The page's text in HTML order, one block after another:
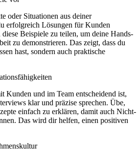
oder Situationen aus deiner
erfolgreich Lösungen für Kunden
Beispiele zu teilen, um deine Hands-
zu demonstrieren. Das zeigt, dass du
hast, sondern auch praktische
Kunden und im Team entscheidend ist,
klar und präzise sprechen. Übe,
einfach zu erklären, damit auch Nicht-
Das wird dir helfen, einen positiven